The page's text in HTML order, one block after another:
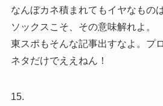
なんぼカネ積まれてもイヤなもの
ソックスこそ、その意味解れよ。
東スポもそんな記事出すなよ。プ
ネタだけでええねん！
15.